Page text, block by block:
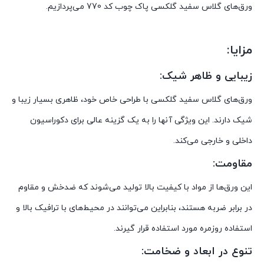
ورق‌های گلاس سفید گلکسی پاک چوب کد 770 می‌پردازیم.
مزایا:
زیبایی و ظاهر شیک:
ورق‌های گلاس سفید گلکسی با طراحی خاص خود، ظاهری بسیار زیبا و
شیک دارند. این ویژگی آنها را به یک گزینه عالی برای دکوراسیون
داخلی و خارجی می‌کند.
مقاومت:
این ورق‌ها از مواد با کیفیت بالا تولید می‌شوند که ضدخش و مقاوم
در برابر ضربه هستند، بنابراین می‌توانند در محیط‌های با ترافیک بالا و
استفاده روزمره مورد استفاده قرار گیرند.
تنوع در ابعاد و ضخامت: